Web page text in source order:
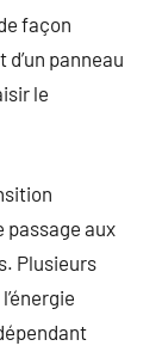
façon
panneau
le
aux
Plusieurs